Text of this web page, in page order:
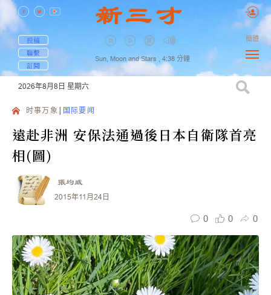
投稿
聯繫
訂閱
Sun, Moon and Stars , 4:38 分鐘
簡體
2026年8月8日 星期六
时事万象 国际要闻
遠赴非洲 安保法通過後日本自衛隊首亮
相(圖)
張均威
2015年11月24日
0 0 0